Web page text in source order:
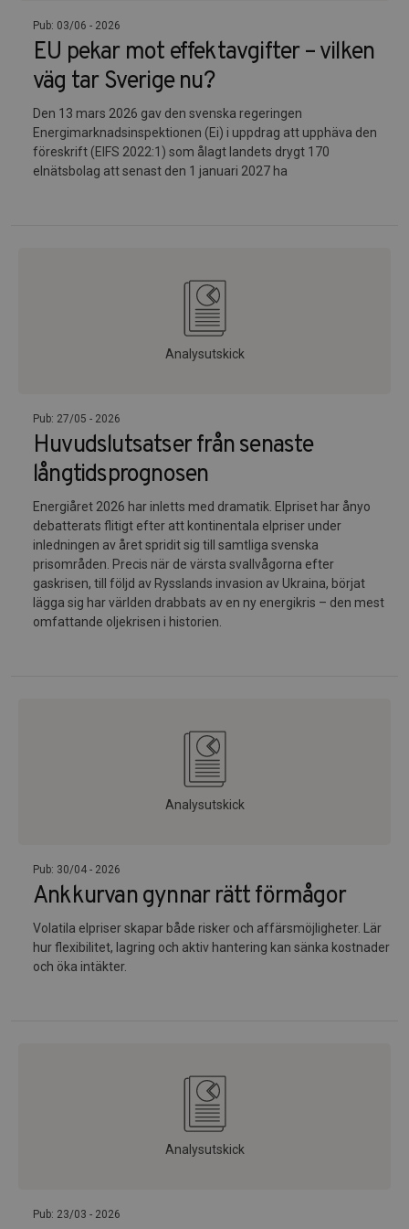
Pub: 03/06 - 2026
EU pekar mot effektavgifter – vilken
väg tar Sverige nu?
Den 13 mars 2026 gav den svenska regeringen
Energimarknadsinspektionen (Ei) i uppdrag att upphäva den
föreskrift (EIFS 2022:1) som ålagt landets drygt 170
elnätsbolag att senast den 1 januari 2027 ha
Analysutskick
Pub: 27/05 - 2026
Huvudslutsatser från senaste
långtidsprognosen
Energiåret 2026 har inletts med dramatik. Elpriset har ånyo
debatterats flitigt efter att kontinentala elpriser under
inledningen av året spridit sig till samtliga svenska
prisområden. Precis när de värsta svallvågorna efter
gaskrisen, till följd av Rysslands invasion av Ukraina, börjat
lägga sig har världen drabbats av en ny energikris – den mest
omfattande oljekrisen i historien.
Analysutskick
Pub: 30/04 - 2026
Ankkurvan gynnar rätt förmågor
Volatila elpriser skapar både risker och affärsmöjligheter. Lär
hur flexibilitet, lagring och aktiv hantering kan sänka kostnader
och öka intäkter.
Analysutskick
Pub: 23/03 - 2026